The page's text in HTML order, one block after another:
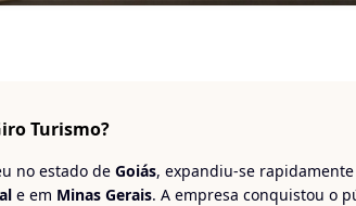
Turismo?
no estado de Goiás, expandiu-se
e em Minas Gerais. A empresa conquistou o